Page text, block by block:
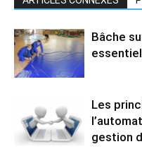
Bâche
Les
gestion